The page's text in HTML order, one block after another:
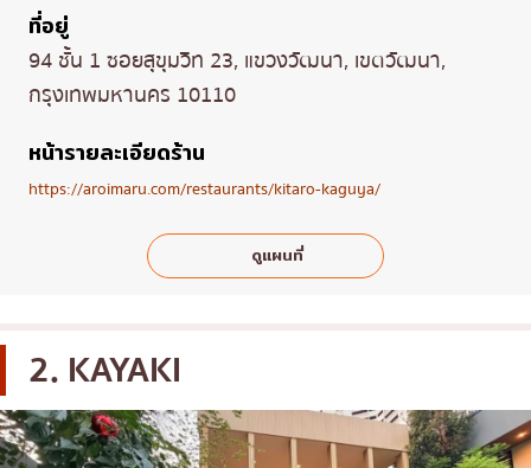
ที่อยู่
94 ชั้น 1 ซอยสุขุมวิท 23, แขวงวัฒนา, เขตวัฒนา,
กรุงเทพมหานคร 10110
หน้ารายละเอียดร้าน
https://aroimaru.com/restaurants/kitaro-kaguya/
ดูแผนที่
2. KAYAKI